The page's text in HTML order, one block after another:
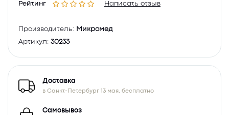
Рейтинг Написать отзыв
Производитель: Микромед
Артикул: 30233
Доставка
в Санкт-Петербург 13 мая, бесплатно
Самовывоз